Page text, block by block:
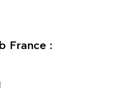
France :